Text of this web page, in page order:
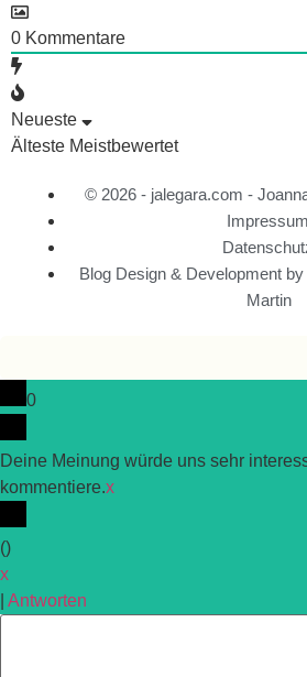
0 Kommentare
Neueste
Älteste Meistbewertet
© 2026 - jalegara.com -
Impressum
Blog Design & Development
Martin
0
Deine Meinung würde uns sehr
kommentiere.x
()
x
Antworten